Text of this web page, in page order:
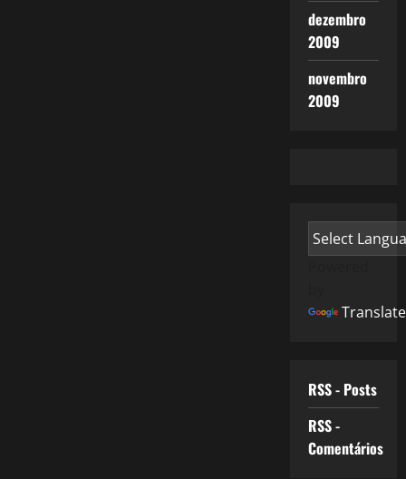
dezembro
2009
novembro
2009
Translate
RSS - Posts
RSS -
Comentários